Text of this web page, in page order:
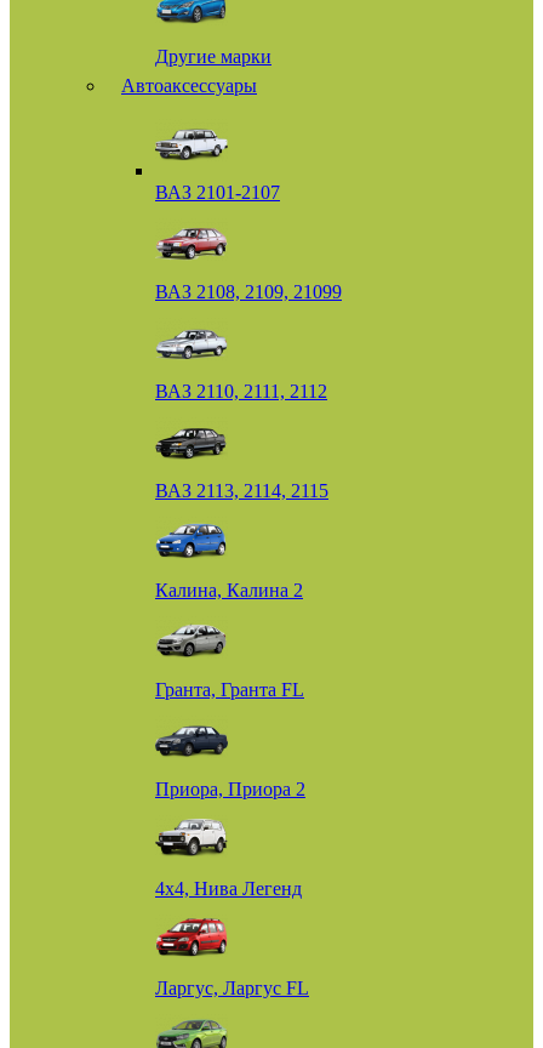
Другие марки
Автоаксессуары
ВАЗ 2101-2107
ВАЗ 2108, 2109, 21099
ВАЗ 2110, 2111, 2112
ВАЗ 2113, 2114, 2115
Калина, Калина 2
Гранта, Гранта FL
Приора, Приора 2
4х4, Нива Легенд
Ларгус, Ларгус FL